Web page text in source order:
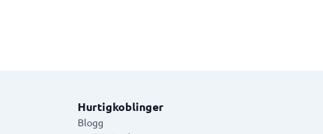
Hurtigkoblinger
Blogg